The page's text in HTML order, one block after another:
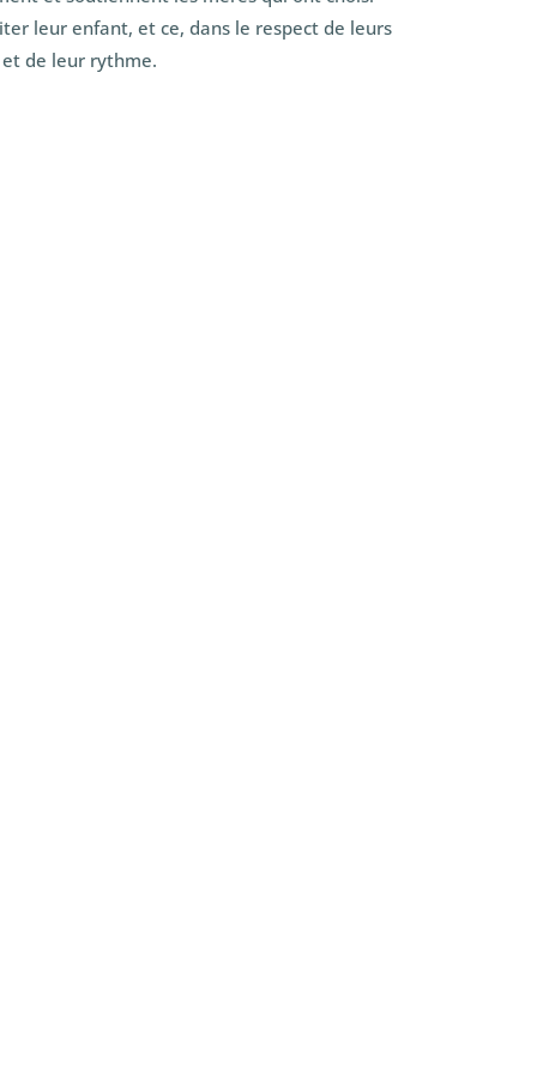
leur enfant, et ce, dans le respect de leurs
de leur rythme.